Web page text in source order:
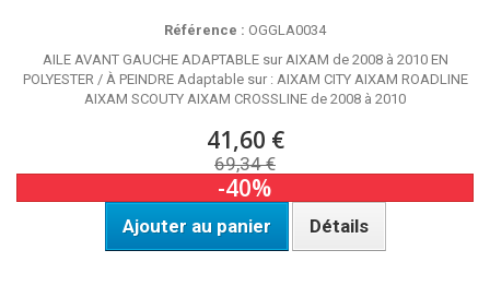
Référence : OGGLA0034
AILE AVANT GAUCHE ADAPTABLE sur AIXAM de 2008 à 2010 EN
POLYESTER / À PEINDRE Adaptable sur : AIXAM CITY AIXAM ROADLINE
AIXAM SCOUTY AIXAM CROSSLINE de 2008 à 2010
41,60 €
69,34 €
-40%
Ajouter au panier Détails